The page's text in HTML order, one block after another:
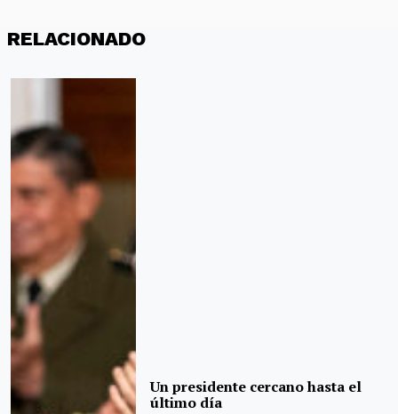
RELACIONADO
Un presidente cercano hasta el
último día